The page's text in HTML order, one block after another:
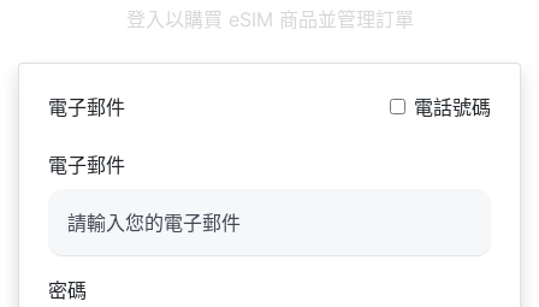
登入以購買 eSIM 商品並管理訂單
電子郵件 電話號碼
電子郵件
密碼